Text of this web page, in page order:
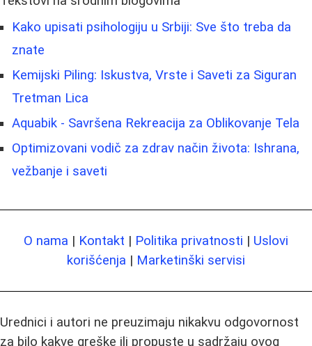
Kako upisati psihologiju u Srbiji: Sve što treba da
znate
Kemijski Piling: Iskustva, Vrste i Saveti za Siguran
Tretman Lica
Aquabik - Savršena Rekreacija za Oblikovanje Tela
Optimizovani vodič za zdrav način života: Ishrana,
vežbanje i saveti
O nama | Kontakt | Politika privatnosti | Uslovi
korišćenja | Marketinški servisi
Urednici i autori ne preuzimaju nikakvu odgovornost
za bilo kakve greške ili propuste u sadržaju ovog